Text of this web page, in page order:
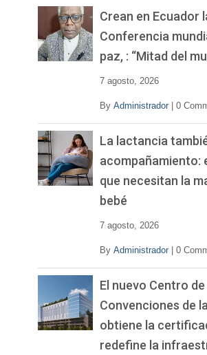
Crean en Ecuador
Conferencia
paz, : “Mitad del
7 agosto, 2026
By Administrador 0
La lactancia
acompañamiento:
que necesitan la
bebé
7 agosto, 2026
By Administrador 0
El nuevo Centro de
Convenciones de
obtiene la
redefine la